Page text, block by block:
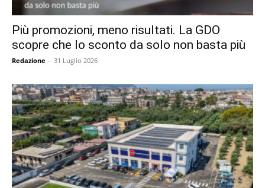
Più promozioni, meno risultati. La GDO
scopre che lo sconto da solo non basta più
Redazione - 31 Luglio 2026